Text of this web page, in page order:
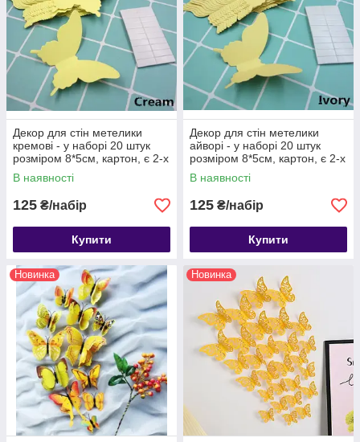
Декор для стін метелики
кремові - у наборі 20 штук
розміром 8*5см, картон, є 2-х
сторонній скотч
В наявності
125 ₴/набір
Купити
Декор для стін метелики
айворі - у наборі 20 штук
розміром 8*5см, картон, є 2-х
сторонній скотч
В наявності
125 ₴/набір
Купити
Новинка Новинка